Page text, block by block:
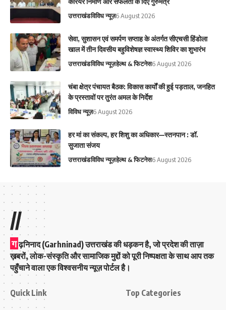
उत्तराखंडविविध न्यूज़6 August 2026
सेवा, सुशासन एवं समर्पण सप्ताह के अंतर्गत सीएचसी हिंडोला
खाल में तीन दिवसीय बहुविशेषज्ञ स्वास्थ्य शिविर का शुभारंभ
उत्तराखंडविविध न्यूज़हेल्थ & फिटनेस6 August 2026
चंबा क्षेत्र पंचायत बैठक: विकास कार्यों की हुई पड़ताल, जनहित
के प्रस्तावों पर तुरंत अमल के निर्देश
विविध न्यूज़6 August 2026
हर मां का संकल्प, हर शिशु का अधिकार—स्तनपान : डॉ.
सुजाता संजय
उत्तराखंडविविध न्यूज़हेल्थ & फिटनेस6 August 2026
//
ग ढ़निनाद (Garhninad) उत्तराखंड की धड़कन है, जो प्रदेश की ताज़ा
ख़बरों, लोक-संस्कृति और सामाजिक मुद्दों को पूरी निष्पक्षता के साथ आप तक
पहुँचाने वाला एक विश्वसनीय न्यूज़ पोर्टल है।
Quick Link Top Categories